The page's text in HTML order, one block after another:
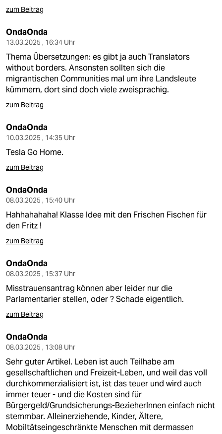
zum Beitrag
OndaOnda
13.03.2025 , 16:34 Uhr
Thema Übersetzungen: es gibt ja auch Translators
without borders. Ansonsten sollten sich die
migrantischen Communities mal um ihre Landsleute
kümmern, dort sind doch viele zweisprachig.
zum Beitrag
OndaOnda
10.03.2025 , 14:35 Uhr
Tesla Go Home.
zum Beitrag
OndaOnda
08.03.2025 , 15:40 Uhr
Hahhahahaha! Klasse Idee mit den Frischen Fischen für
den Fritz !
zum Beitrag
OndaOnda
08.03.2025 , 15:37 Uhr
Misstrauensantrag können aber leider nur die
Parlamentarier stellen, oder ? Schade eigentlich.
zum Beitrag
OndaOnda
08.03.2025 , 13:08 Uhr
Sehr guter Artikel. Leben ist auch Teilhabe am
gesellschaftlichen und Freizeit-Leben, und weil das voll
durchkommerzialisiert ist, ist das teuer und wird auch
immer teuer - und die Kosten sind für
Bürgergeld/Grundsicherungs-BezieherInnen einfach nicht
stemmbar. Alleinerziehende, Kinder, Ältere,
Mobiltätseingeschränkte Menschen mit dermassen